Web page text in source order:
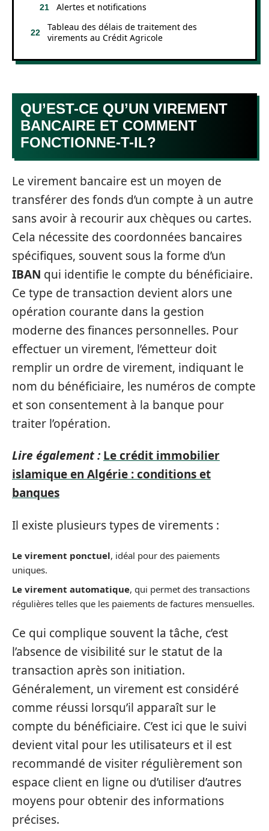
Alertes et notifications
Tableau des délais de traitement des
virements au Crédit Agricole
QU’EST-CE QU’UN VIREMENT
BANCAIRE ET COMMENT
FONCTIONNE-T-IL?
Le virement bancaire est un moyen de
transférer des fonds d’un compte à un autre
sans avoir à recourir aux chèques ou cartes.
Cela nécessite des coordonnées bancaires
spécifiques, souvent sous la forme d’un
IBAN qui identifie le compte du bénéficiaire.
Ce type de transaction devient alors une
opération courante dans la gestion
moderne des finances personnelles. Pour
effectuer un virement, l’émetteur doit
remplir un ordre de virement, indiquant le
nom du bénéficiaire, les numéros de compte
et son consentement à la banque pour
traiter l’opération.
Lire également : Le crédit immobilier
islamique en Algérie : conditions et
banques
Il existe plusieurs types de virements :
Le virement ponctuel, idéal pour des paiements
uniques.
Le virement automatique, qui permet des transactions
régulières telles que les paiements de factures mensuelles.
Ce qui complique souvent la tâche, c’est
l’absence de visibilité sur le statut de la
transaction après son initiation.
Généralement, un virement est considéré
comme réussi lorsqu’il apparaît sur le
compte du bénéficiaire. C’est ici que le suivi
devient vital pour les utilisateurs et il est
recommandé de visiter régulièrement son
espace client en ligne ou d’utiliser d’autres
moyens pour obtenir des informations
précises.